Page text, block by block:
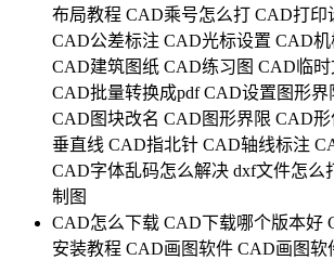
布局教程 CAD乘号怎么打 CAD打印
CAD公差标注 CAD光标设置 CAD机
CAD建筑图纸 CAD练习图 CAD临时
CAD批量转换成pdf CAD设置图形界
CAD图块改名 CAD图形界限 CAD形
垂直线 CAD指北针 CAD轴线标注
CAD字体乱码怎么解决 dxf文件怎么
制图
CAD怎么下载 CAD下载哪个版本好
安装教程 CAD画图软件 CAD画图软